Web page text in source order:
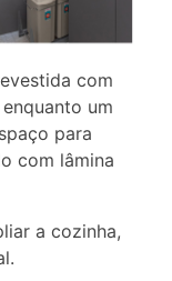
com
um
para
com lâmina
a cozinha,